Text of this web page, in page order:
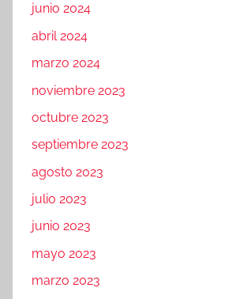
junio 2024
abril 2024
marzo 2024
noviembre 2023
octubre 2023
septiembre 2023
agosto 2023
julio 2023
junio 2023
mayo 2023
marzo 2023